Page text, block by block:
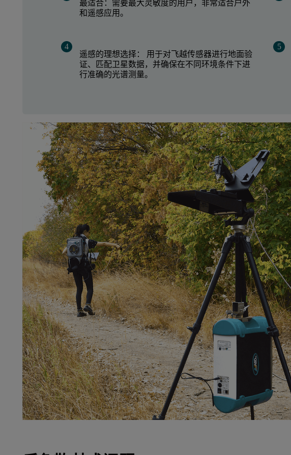
最适合：需要最大灵敏度的用户，非常适合户外
和遥感应用。
遥感的理想选择： 用于对飞越传感器进行地面验
证、匹配卫星数据，并确保在不同环境条件下进
行准确的光谱测量。